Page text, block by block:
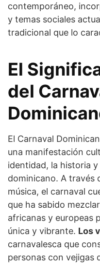
contemporáneo,
y temas sociales
tradicional que lo
El
del
El Carnaval
una manifestación
identidad, la historia
dominicano. A través
música, el carnaval
que ha sabido
africanas y europeas
única y vibrante. Los
carnavalesca que
personas con vejigas